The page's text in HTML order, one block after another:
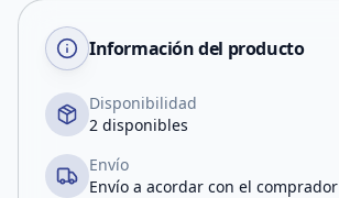
Información del producto
Disponibilidad
2 disponibles
Envío
Envío a acordar con el comprador